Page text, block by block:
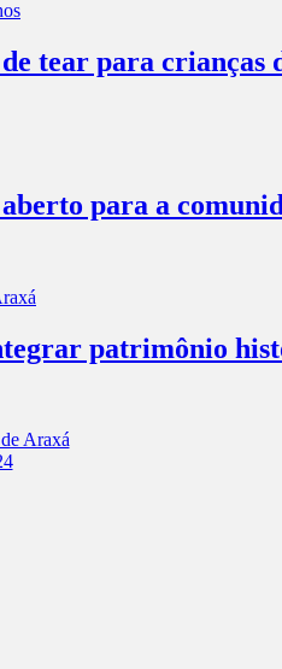
tear para crianças
para a
patrimônio